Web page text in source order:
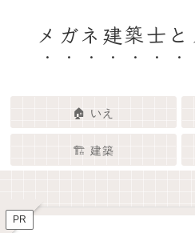
メガネ建築士
🏠 いえ
🏗️ 建築
🏠✨ 建築士と考える「いい家」
🏗️✨ 建築 × エンタメで、暮らし
PR